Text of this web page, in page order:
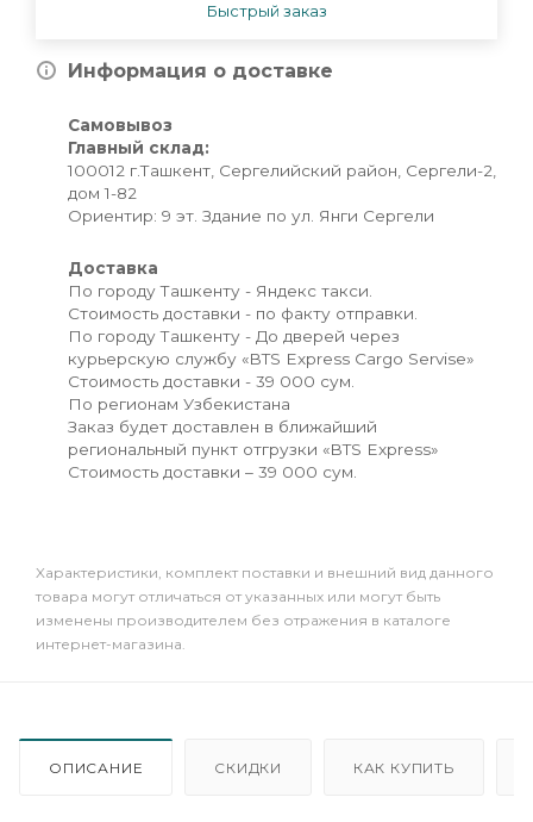
Быстрый заказ
Информация о доставке
Самовывоз
Главный склад:
100012 г.Ташкент, Сергелийский район, Сергели-2,
дом 1-82
Ориентир: 9 эт. Здание по ул. Янги Сергели
Доставка
По городу Ташкенту - Яндекс такси.
Стоимость доставки - по факту отправки.
По городу Ташкенту - До дверей через
курьерскую службу «BTS Express Cargo Servise»
Стоимость доставки - 39 000 сум.
По регионам Узбекистана
Заказ будет доставлен в ближайший
региональный пункт отгрузки «BTS Express»
Стоимость доставки – 39 000 сум.
Xарактеристики, комплект поставки и внешний вид данного
товара могут отличаться от указанных или могут быть
изменены производителем без отражения в каталоге
интернет-магазина.
ОПИСАНИЕ СКИДКИ КАК КУПИТЬ